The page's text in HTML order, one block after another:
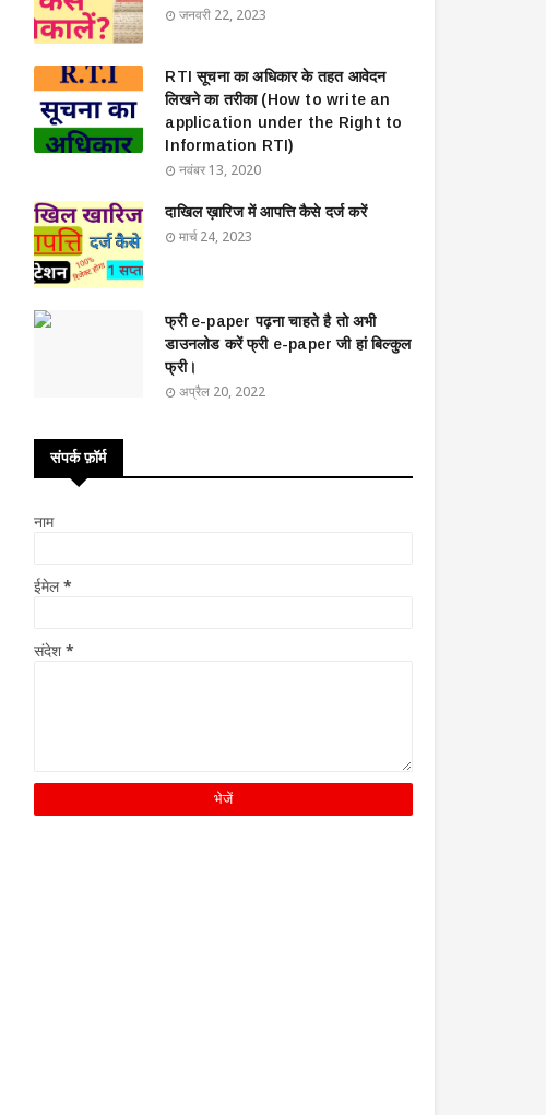
जनवरी 22, 2023
RTI सूचना का अधिकार के तहत आवेदन
लिखने का तरीका (How to write an
application under the Right to
Information RTI)
नवंबर 13, 2020
दाखिल ख़ारिज में आपत्ति कैसे दर्ज करें
मार्च 24, 2023
फ्री e-paper पढ़ना चाहते है तो अभी
डाउनलोड करें फ्री e-paper जी हां बिल्कुल
फ्री।
अप्रैल 20, 2022
संपर्क फ़ॉर्म
नाम
ईमेल*
संदेश*